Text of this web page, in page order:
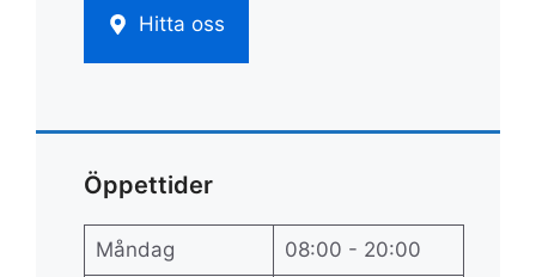
Hitta oss
Öppettider
Måndag 08:00 - 20:00